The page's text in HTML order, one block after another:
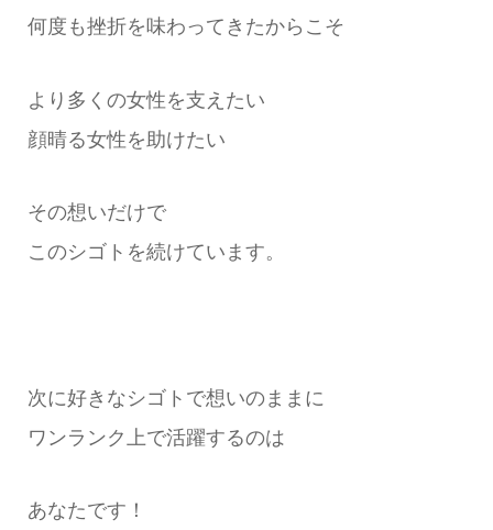
何度も挫折を味わってきたからこそ
より多くの女性を支えたい
顔晴る女性を助けたい
その想いだけで
このシゴトを続けています。
次に好きなシゴトで想いのままに
ワンランク上で活躍するのは
あなたです！